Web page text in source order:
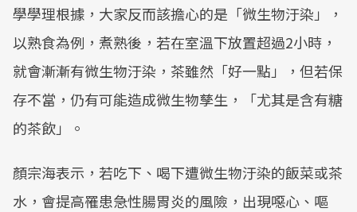
學學理根據，大家反而該擔心的是「微生物汙染」，
以熟食為例，煮熟後，若在室溫下放置超過2小時，
就會漸漸有微生物汙染，茶雖然「好一點」，但若保
存不當，仍有可能造成微生物孳生，「尤其是含有糖
的茶飲」。
顏宗海表示，若吃下、喝下遭微生物汙染的飯菜或茶
水，會提高罹患急性腸胃炎的風險，出現噁心、嘔